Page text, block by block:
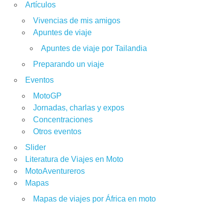
Artículos
Vivencias de mis amigos
Apuntes de viaje
Apuntes de viaje por Tailandia
Preparando un viaje
Eventos
MotoGP
Jornadas, charlas y expos
Concentraciones
Otros eventos
Slider
Literatura de Viajes en Moto
MotoAventureros
Mapas
Mapas de viajes por África en moto